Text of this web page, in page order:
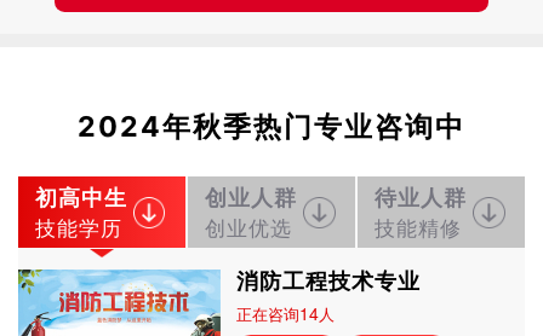
2024年秋季热门专业咨询中
初高中生
技能学历
创业人群
创业优选
待业人群
技能精修
消防工程技术专业
正在咨询14人